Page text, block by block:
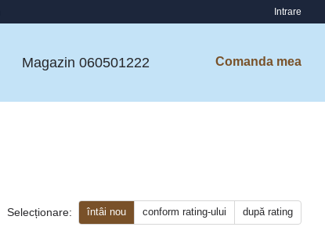
Intrare
Magazin 060501222 Comanda mea
Selecționare: întâi nou conform rating-ului după rating